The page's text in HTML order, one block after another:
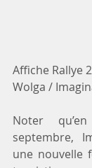
Affiche Rallye
Wolga /
Noter
septembre,
une nouvelle